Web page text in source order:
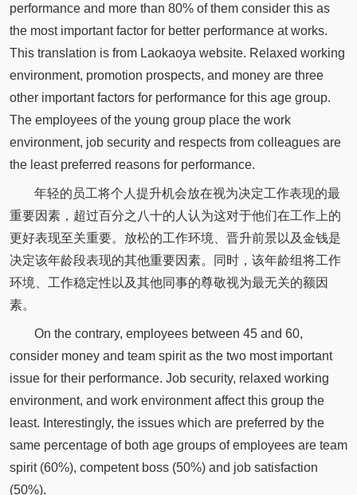
performance and more than 80% of them consider this as
the most important factor for better performance at works.
This translation is from Laokaoya website. Relaxed working
environment, promotion prospects, and money are three
other important factors for performance for this age group.
The employees of the young group place the work
environment, job security and respects from colleagues are
the least preferred reasons for performance.
年轻的员工将个人提升机会放在视为决定工作表现的最
重要因素，超过百分之八十的人认为这对于他们在工作上的
更好表现至关重要。放松的工作环境、晋升前景以及金钱是
决定该年龄段表现的其他重要因素。同时，该年龄组将工作
环境、工作稳定性以及其他同事的尊敬视为最无关的额因
素。
On the contrary, employees between 45 and 60,
consider money and team spirit as the two most important
issue for their performance. Job security, relaxed working
environment, and work environment affect this group the
least. Interestingly, the issues which are preferred by the
same percentage of both age groups of employees are team
spirit (60%), competent boss (50%) and job satisfaction
(50%).